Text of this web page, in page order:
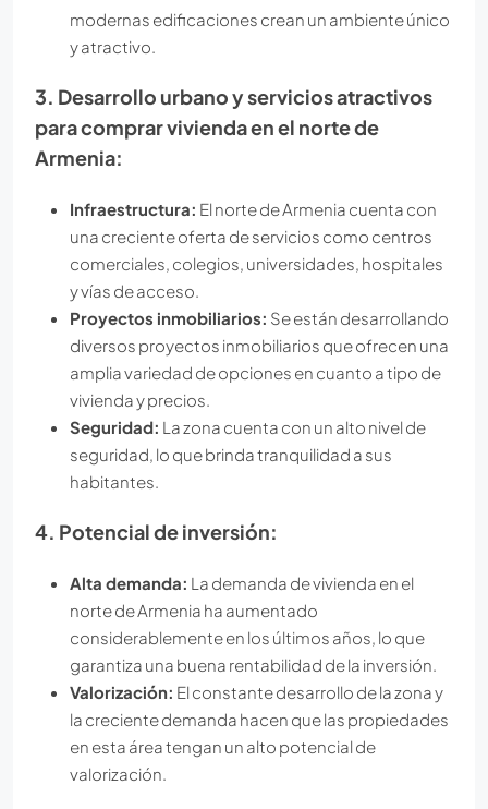
modernas edificaciones crean un ambiente único
y atractivo.
3. Desarrollo urbano y servicios atractivos
para comprar vivienda en el norte de
Armenia:
Infraestructura: El norte de Armenia cuenta con
una creciente oferta de servicios como centros
comerciales, colegios, universidades, hospitales
y vías de acceso.
Proyectos inmobiliarios: Se están desarrollando
diversos proyectos inmobiliarios que ofrecen una
amplia variedad de opciones en cuanto a tipo de
vivienda y precios.
Seguridad: La zona cuenta con un alto nivel de
seguridad, lo que brinda tranquilidad a sus
habitantes.
4. Potencial de inversión:
Alta demanda: La demanda de vivienda en el
norte de Armenia ha aumentado
considerablemente en los últimos años, lo que
garantiza una buena rentabilidad de la inversión.
Valorización: El constante desarrollo de la zona y
la creciente demanda hacen que las propiedades
en esta área tengan un alto potencial de
valorización.